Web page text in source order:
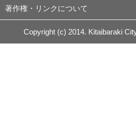
著作権・リンクについて
Copyright (c) 2014. Kitaibaraki